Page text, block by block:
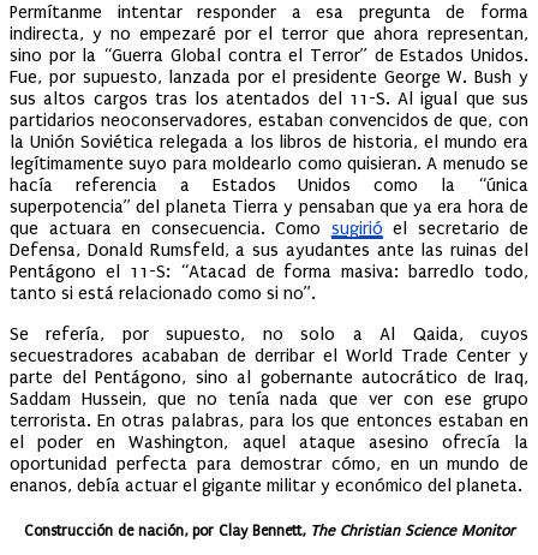
Permítanme intentar responder a esa pregunta de forma
indirecta, y no empezaré por el terror que ahora representan,
sino por la “Guerra Global contra el Terror” de Estados Unidos.
Fue, por supuesto, lanzada por el presidente George W. Bush y
sus altos cargos tras los atentados del 11-S. Al igual que sus
partidarios neoconservadores, estaban convencidos de que, con
la Unión Soviética relegada a los libros de historia, el mundo era
legítimamente suyo para moldearlo como quisieran. A menudo se
hacía referencia a Estados Unidos como la “única
superpotencia” del planeta Tierra y pensaban que ya era hora de
que actuara en consecuencia. Como sugirió el secretario de
Defensa, Donald Rumsfeld, a sus ayudantes ante las ruinas del
Pentágono el 11-S: “Atacad de forma masiva: barredlo todo,
tanto si está relacionado como si no”.
Se refería, por supuesto, no solo a Al Qaida, cuyos
secuestradores acababan de derribar el World Trade Center y
parte del Pentágono, sino al gobernante autocrático de Iraq,
Saddam Hussein, que no tenía nada que ver con ese grupo
terrorista. En otras palabras, para los que entonces estaban en
el poder en Washington, aquel ataque asesino ofrecía la
oportunidad perfecta para demostrar cómo, en un mundo de
enanos, debía actuar el gigante militar y económico del planeta.
Construcción de nación, por Clay Bennett, The Christian Science Monitor